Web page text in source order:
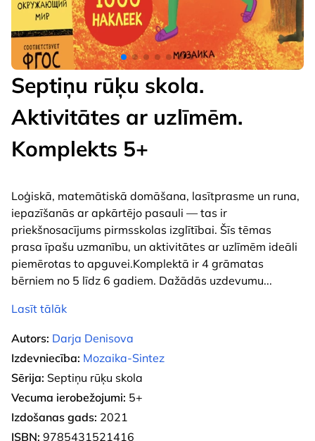
Septiņu rūķu skola.
Aktivitātes ar uzlīmēm.
Komplekts 5+
Loģiskā, matemātiskā domāšana, lasītprasme un runa,
iepazīšanās ar apkārtējo pasauli — tas ir
priekšnosacījums pirmsskolas izglītībai. Šīs tēmas
prasa īpašu uzmanību, un aktivitātes ar uzlīmēm ideāli
piemērotas to apguvei.Komplektā ir 4 grāmatas
bērniem no 5 līdz 6 gadiem. Dažādās uzdevumu...
Lasīt tālāk
Autors: Darja Denisova
Izdevniecība: Mozaika-Sintez
Sērija: Septiņu rūķu skola
Vecuma ierobežojumi: 5+
Izdošanas gads: 2021
ISBN: 9785431521416